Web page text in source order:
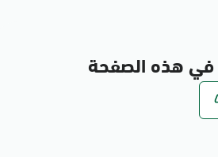
هذه الصفحة